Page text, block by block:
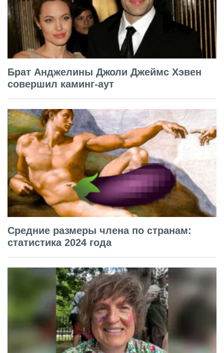
Брат Анджелины Джоли Джеймс Хэвен
совершил каминг-аут
Средние размеры члена по странам:
статистика 2024 года